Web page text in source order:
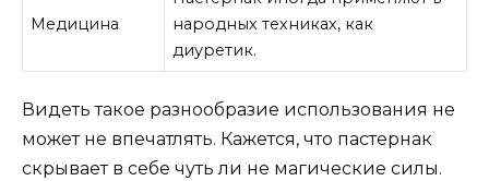
Медицина
народных техниках, как
диуретик.
Видеть такое разнообразие использования не
может не впечатлять. Кажется, что пастернак
скрывает в себе чуть ли не магические силы.